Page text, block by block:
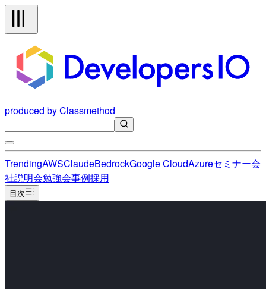
produced by Classmethod
TrendingAWSClaudeBedrockGoogle CloudAzureセミナー会
社説明会勉強会事例採用
目次